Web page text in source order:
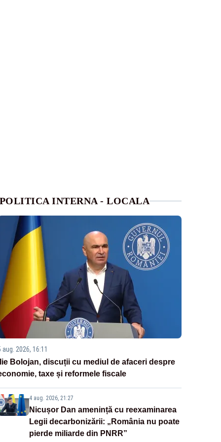
INTERNA - LOCALA
aug. 2026, 16:11
Bolojan, discuții cu mediul de afaceri despre
taxe și reformele fiscale
4 aug. 2026, 21:27
Nicușor Dan amenință cu reexaminarea
Legii decarbonizării: „România nu poate
pierde miliarde din PNRR”